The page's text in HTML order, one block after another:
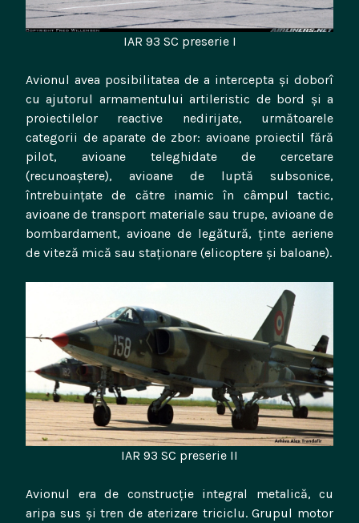
IAR 93 SC preserie I
Avionul avea posibilitatea de a intercepta și doborî
cu ajutorul armamentului artileristic de bord și a
proiectilelor reactive nedirijate, următoarele
categorii de aparate de zbor: avioane proiectil fără
pilot, avioane teleghidate de cercetare
(recunoaștere), avioane de luptă subsonice,
întrebuințate de către inamic în câmpul tactic,
avioane de transport materiale sau trupe, avioane de
bombardament, avioane de legătură, ținte aeriene
de viteză mică sau staționare (elicoptere și baloane).
IAR 93 SC preserie II
Avionul era de construcție integral metalică, cu
aripa sus și tren de aterizare triciclu. Grupul motor